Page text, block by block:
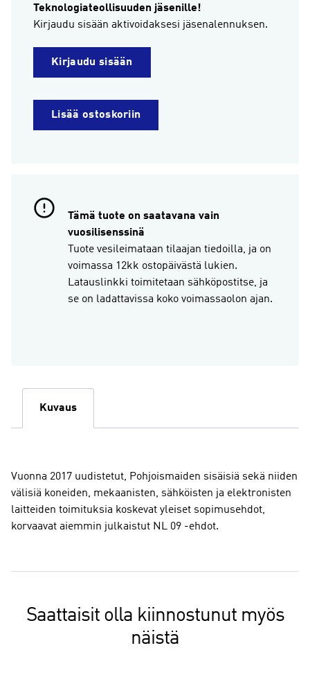
Teknologiateollisuuden jäsenille!
Kirjaudu sisään aktivoidaksesi jäsenalennuksen.
Kirjaudu sisään
Lisää ostoskoriin
Tämä tuote on saatavana vain
vuosilisenssinä
Tuote vesileimataan tilaajan tiedoilla, ja on
voimassa 12kk ostopäivästä lukien.
Latauslinkki toimitetaan sähköpostitse, ja
se on ladattavissa koko voimassaolon ajan.
Kuvaus
Vuonna 2017 uudistetut, Pohjoismaiden sisäisiä sekä niiden
välisiä koneiden, mekaanisten, sähköisten ja elektronisten
laitteiden toimituksia koskevat yleiset sopimusehdot,
korvaavat aiemmin julkaistut NL 09 -ehdot.
Saattaisit olla kiinnostunut myös
näistä